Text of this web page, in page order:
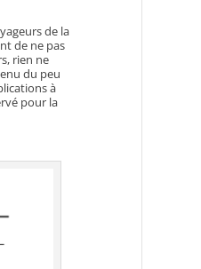
de la
de ne pas
rien ne
du peu
à
pour la